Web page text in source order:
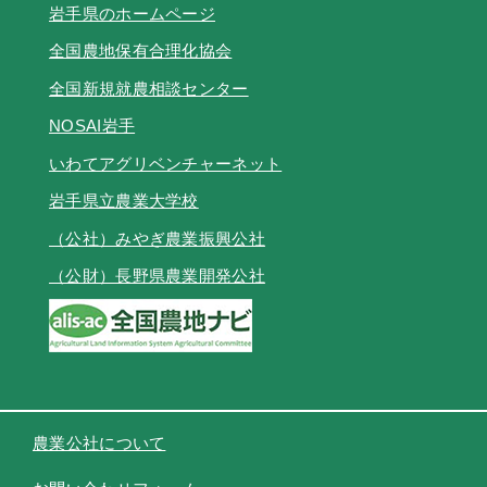
岩手県のホームページ
全国農地保有合理化協会
全国新規就農相談センター
NOSAI岩手
いわてアグリベンチャーネット
岩手県立農業大学校
（公社）みやぎ農業振興公社
（公財）長野県農業開発公社
農業公社について